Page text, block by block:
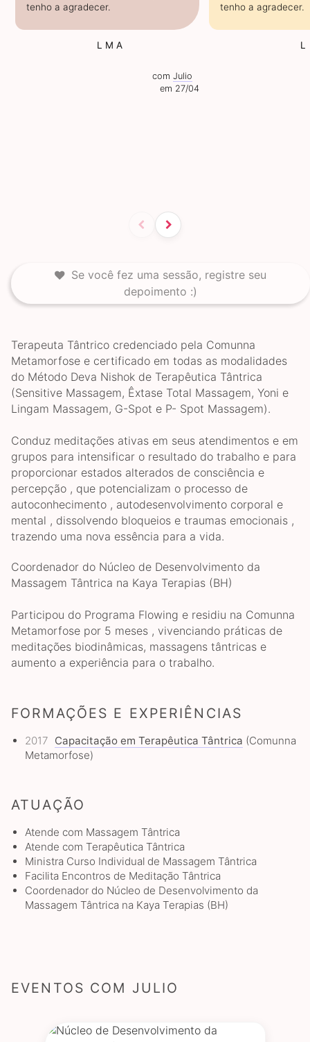
tenho a agradecer.
L M A
comJulio
em 27/04
tenho a agradecer.
L
Se você fez uma sessão, registre seu
depoimento :)
Terapeuta Tântrico credenciado pela Comunna
Metamorfose e certificado em todas as modalidades
do Método Deva Nishok de Terapêutica Tântrica
(Sensitive Massagem, Êxtase Total Massagem, Yoni e
Lingam Massagem, G-Spot e P- Spot Massagem).
Conduz meditações ativas em seus atendimentos e em
grupos para intensificar o resultado do trabalho e para
proporcionar estados alterados de consciência e
percepção , que potencializam o processo de
autoconhecimento , autodesenvolvimento corporal e
mental , dissolvendo bloqueios e traumas emocionais ,
trazendo uma nova essência para a vida.
Coordenador do Núcleo de Desenvolvimento da
Massagem Tântrica na Kaya Terapias (BH)
Participou do Programa Flowing e residiu na Comunna
Metamorfose por 5 meses , vivenciando práticas de
meditações biodinâmicas, massagens tântricas e
aumento a experiência para o trabalho.
FORMAÇÕES E EXPERIÊNCIAS
2017 Capacitação em Terapêutica Tântrica (Comunna
Metamorfose)
ATUAÇÃO
Atende com Massagem Tântrica
Atende com Terapêutica Tântrica
Ministra Curso Individual de Massagem Tântrica
Facilita Encontros de Meditação Tântrica
Coordenador do Núcleo de Desenvolvimento da
Massagem Tântrica na Kaya Terapias (BH)
EVENTOS COM JULIO